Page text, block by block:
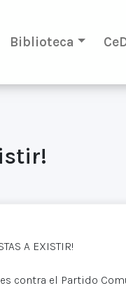
Biblioteca
A EXISTIR!
contra el Partido